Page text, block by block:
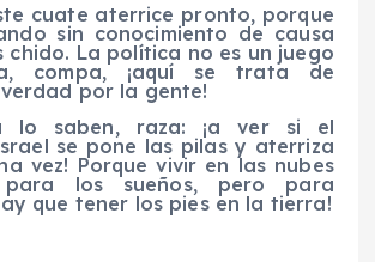
cuate aterrice pronto, porque
sin conocimiento de causa
chido. La política no es un juego
compa, ¡aquí se trata de
por la gente!
lo saben, raza: ¡a ver si el
se pone las pilas y aterriza
vez! Porque vivir en las nubes
los sueños, pero para
que tener los pies en la tierra!